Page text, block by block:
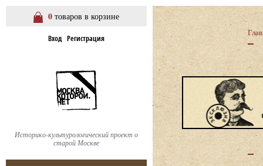
0 товаров в корзине
Вход Регистрация
Историко-культурологический проект о
старой Москве